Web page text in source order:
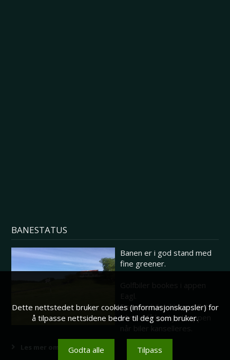
BANESTATUS
Banen er i god stand med
fine greener.
Dersom biler ikke er tillatt
vil man få beskjed i appen
Les mer om banestatus her
Dette nettstedet bruker cookies (informasjonskapsler) for
å tilpasse nettsidene bedre til deg som bruker.
Godta alle Tilpass